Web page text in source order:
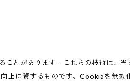
とがあります。これらの技術は、当
上に資するものです。Cookieを無効